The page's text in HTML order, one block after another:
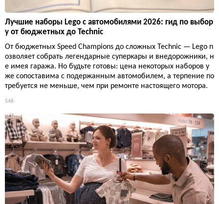
Лучшие наборы Lego с автомобилями 2026: гид по выбор
у от бюджетных до Technic
От бюджетных Speed Champions до сложных Technic — Lego п
озволяет собрать легендарные суперкары и внедорожники, н
е имея гаража. Но будьте готовы: цена некоторых наборов у
же сопоставима с подержанным автомобилем, а терпение по
требуется не меньше, чем при ремонте настоящего мотора.
546